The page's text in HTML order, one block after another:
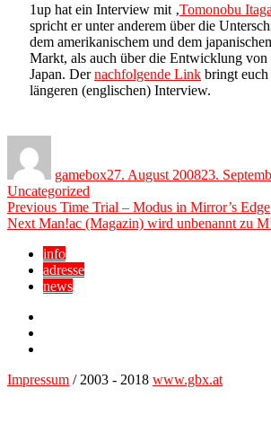
1up hat ein Interview mit ‚Tomonobu
spricht er unter anderem über die
dem amerikanischem und dem
Markt, als auch über die Entwicklung von
Japan. Dernachfolgende Link bringt
längeren (englischen) Interview.
gamebox27. August 200823.
Uncategorized
Beitragsnavigation
Previous Previous
post:
Time Trial – Modus in Mirror’s Edge
Next Next
Man!ac (Magazin) wird unbenannt zu
info
adresse
news
Impressum / 2003 - 2018 www.gbx.at